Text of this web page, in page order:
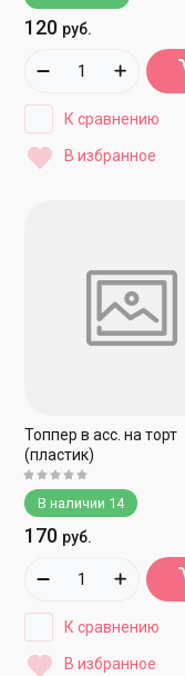
120 руб.
К сравнению
В избранное
Топпер в асс. на торт
(пластик)
В наличии 14
170 руб.
К сравнению
В избранное